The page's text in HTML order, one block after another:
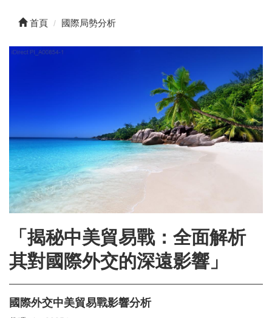
首頁 國際局勢分析
「揭秘中美貿易戰：全面解析
其對國際外交的深遠影響」
國際外交中美貿易戰影響分析